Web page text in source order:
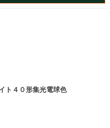
ト４０形集光電球色